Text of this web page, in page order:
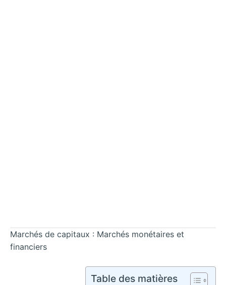
Marchés de capitaux : Marchés monétaires et
financiers
Table des matières